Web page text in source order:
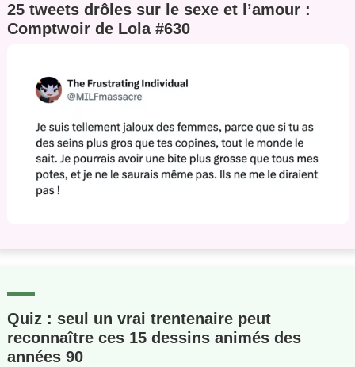
25 tweets drôles sur le sexe et l’amour :
Comptwoir de Lola #630
Quiz : seul un vrai trentenaire peut
reconnaître ces 15 dessins animés des
années 90